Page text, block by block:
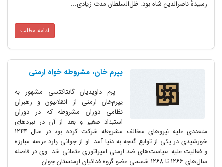
رسیدهٔ ناصرالدین شاه بود. ظل‌السلطان مدت زیادی...
ادامه مطلب
یپرم خان، مشروطه خواه ارمنی
پرم داویدیان گانتاکتسی مشهور به
یپرم‌خان ارمنی از انقلابیون و رهبران
نظامی دوران مشروطه که در دوران
استبداد صغیر و بعد از آن در نبردهای
متعددی علیه نیروهای مخالف مشروطه شرکت کرده بود در سال ۱۲۴۴
خورشیدی در یکی از توابع گنجه به دنیا آمد. او از جوانی وارد عرصه مبارزه
و فعالیت علیه سیاست‌های ضد ارمنی امپراتوری عثمانی شد. وی در فاصله
سال‌های ۱۲۶۶ تا ۱۲۶۸ شمسی عضو گروه فدائیان ارمنستان جوان...